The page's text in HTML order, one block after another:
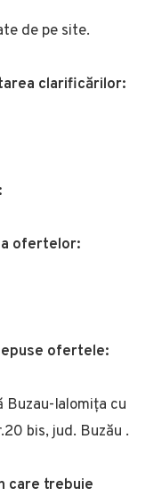
de pe site.
clarificărilor:
a ofertelor:
ofertele:
Buzau-Ialomița cu
bis, jud. Buzău .
care trebuie